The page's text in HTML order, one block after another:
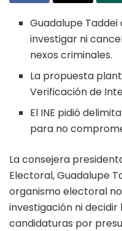
Guadalupe Taddei
investigar ni
nexos criminales.
La propuesta
Verificación de
El INE pidió
para no
La consejera
Electoral, Guadalupe
organismo electoral
investigación ni
candidaturas por